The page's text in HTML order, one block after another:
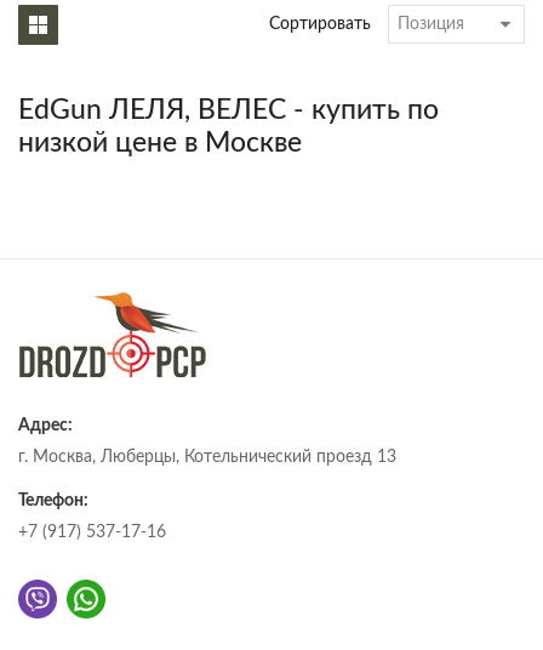
Сортировать
EdGun ЛЕЛЯ, ВЕЛЕС - купить по
низкой цене в Москве
Адрес:
г. Москва, Люберцы, Котельнический проезд 13
Телефон:
+7 (917) 537-17-16